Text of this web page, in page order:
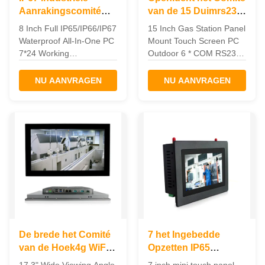
Aanrakingscomité
PC, 8 Duim Ruw allen
in Één PC
8 Inch Full IP65/IP66/IP67
Waterproof All-In-One PC
7*24 Working
Features The waterproof
pc is ideal for applications
humid production
equipment, food Industry,
chemical manufacturing
and other outdoor
applications. 1. 8.4" TFT
LED, ...
NU AANVRAGEN
van de 15 Duimrs232
WIFI Industriële
Aanraking PC voor
Benzinestation
15 Inch Gas Station Panel
Mount Touch Screen PC
Outdoor 6 * COM RS232
15" TFT LED, resolution
1024 x 768, Multi-Touch
DMI,2xLAN,3xUSB2.0/
( Optional ) 4. Operating
NU AANVRAGEN
De brede het Comité
van de Hoek4g WiFi
Bluetooth Industriële
7 het Ingebedde
Opzetten IP65
Voorhmi van